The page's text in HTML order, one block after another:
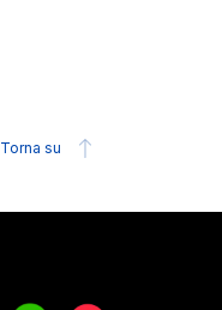
Torna su